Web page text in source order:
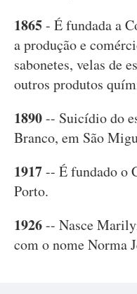
1865- É fundada a
a produção e
sabonetes, velas de
outros produtos
1890-- Suicídio do
Branco, em São
1917-- É fundado o
Porto.
1926-- Nasce
com o nome Norma